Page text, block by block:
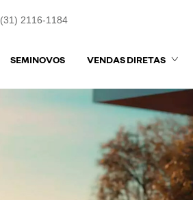
(31) 2116-1184
SEMINOVOS VENDAS DIRETAS